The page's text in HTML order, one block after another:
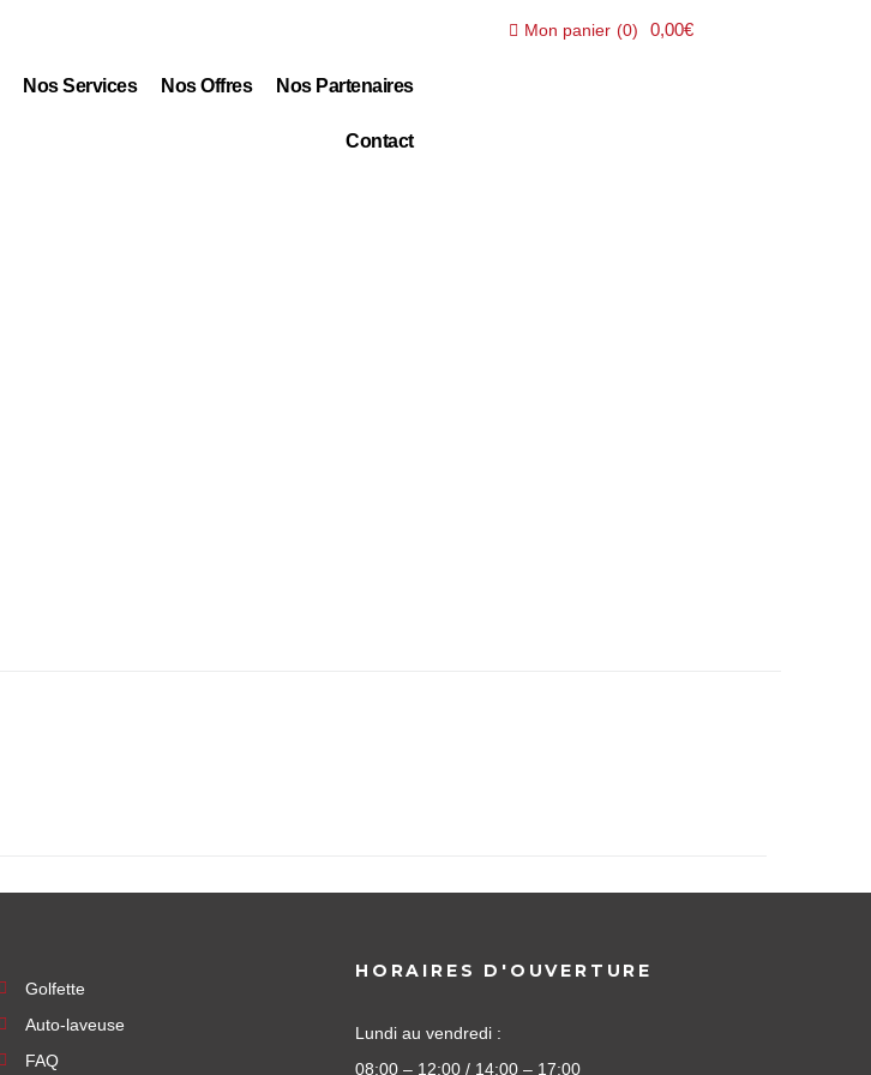
Nos Services Nos Offres Nos Partenaires
Contact
Mon panier (0) 0,00€
Golfette
Auto-laveuse
FAQ
HORAIRES D'OUVERTURE
Lundi au vendredi :
08:00 – 12:00 / 14:00 – 17:00